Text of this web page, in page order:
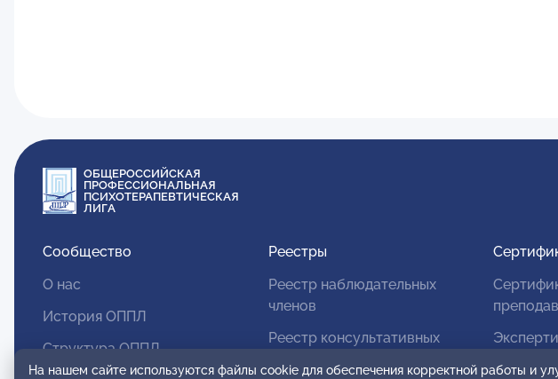
ОБЩЕРОССИЙСКАЯ
ПРОФЕССИОНАЛЬНАЯ
ПСИХОТЕРАПЕВТИЧЕСКАЯ
ЛИГА
Сообщество
О нас
История ОППЛ
Структура ОППЛ
Реестры
Реестр наблюдательных
членов
Реестр консультативных
На нашем сайте используются файлы cookie для обеспечения корректной работы и